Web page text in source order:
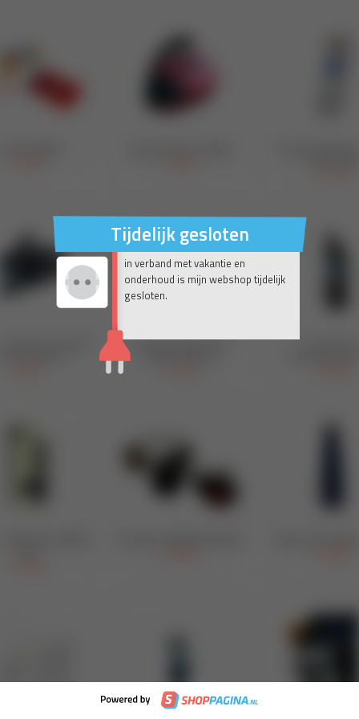
Tijdelijk gesloten
in verband met vakantie en
onderhoud is mijn webshop tijdelijk
gesloten.